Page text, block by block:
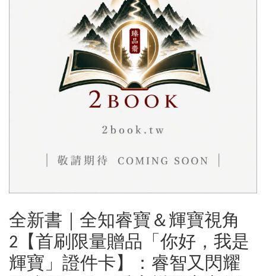
全新書｜全知睿寶＆輝寶視角
2【首刷限量贈品「你好，我是
輝寶」證件卡】：睿智又閃耀